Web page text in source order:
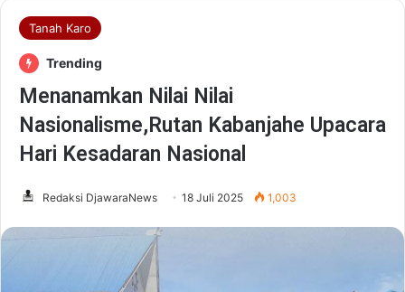
Tanah Karo
Trending
Menanamkan Nilai Nilai
Nasionalisme,Rutan Kabanjahe Upacara
Hari Kesadaran Nasional
Redaksi DjawaraNews 18 Juli 2025 1,003